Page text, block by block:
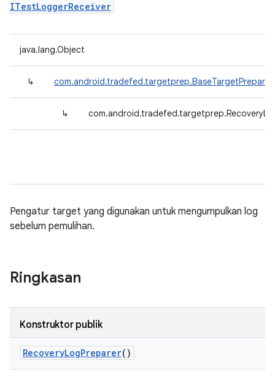
ITestLoggerReceiver
java.lang.Object
↳ com.android.tradefed.targetprep.BaseTargetPreparer
↳
Pengatur target yang digunakan untuk mengumpulkan log
sebelum pemulihan.
Ringkasan
Konstruktor publik
RecoveryLogPreparer()